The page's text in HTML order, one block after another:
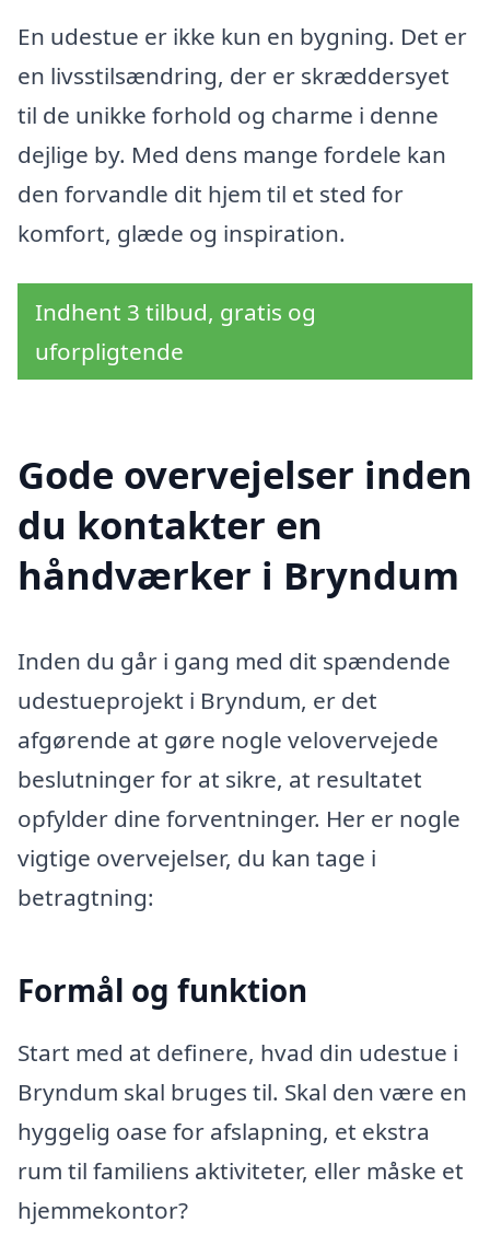
En udestue er ikke kun en bygning. Det er
en livsstilsændring, der er skræddersyet
til de unikke forhold og charme i denne
dejlige by. Med dens mange fordele kan
den forvandle dit hjem til et sted for
komfort, glæde og inspiration.
Indhent 3 tilbud, gratis og
uforpligtende
Gode overvejelser inden
du kontakter en
håndværker i Bryndum
Inden du går i gang med dit spændende
udestueprojekt i Bryndum, er det
afgørende at gøre nogle velovervejede
beslutninger for at sikre, at resultatet
opfylder dine forventninger. Her er nogle
vigtige overvejelser, du kan tage i
betragtning:
Formål og funktion
Start med at definere, hvad din udestue i
Bryndum skal bruges til. Skal den være en
hyggelig oase for afslapning, et ekstra
rum til familiens aktiviteter, eller måske et
hjemmekontor?